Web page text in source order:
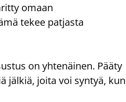
omaan
tekee patjasta
on yhtenäinen. Pääty
jälkiä, joita voi syntyä, kun